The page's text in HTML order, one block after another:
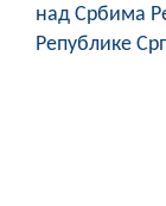
над Србима
Републике